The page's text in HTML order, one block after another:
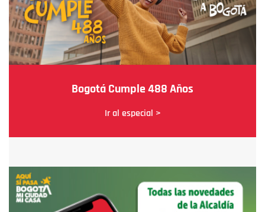
Bogotá Cumple 488 Años
Ir al especial >